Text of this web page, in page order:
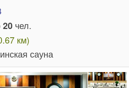
20 чел.
км)
сауна